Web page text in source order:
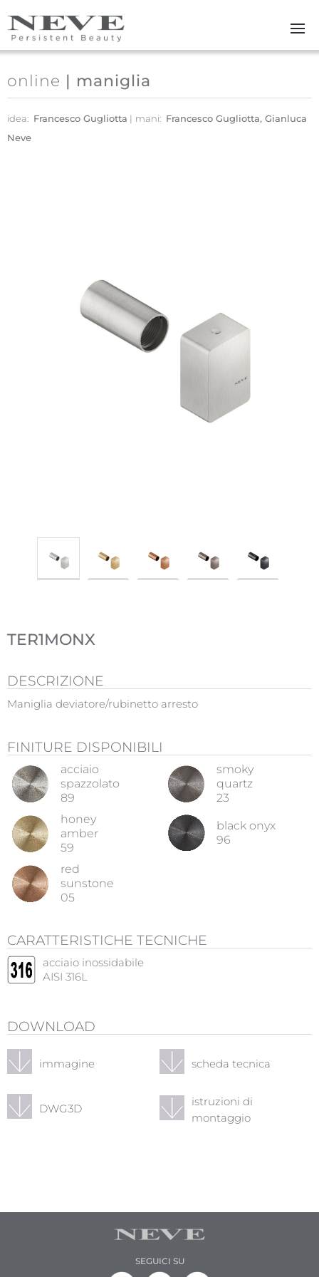
Skip to main content
online | maniglia
idea: Francesco Gugliotta mani: Francesco Gugliotta, Gianluca
Neve
TER1MONX
DESCRIZIONE
Maniglia deviatore/rubinetto arresto
FINITURE DISPONIBILI
acciaio
spazzolato
89
smoky
quartz
23
honey
amber
59
black onyx
96
red
sunstone
05
CARATTERISTICHE TECNICHE
acciaio inossidabile
AISI 316L
DOWNLOAD
immagine scheda tecnica
DWG3D
istruzioni di
montaggio
SEGUICI SU